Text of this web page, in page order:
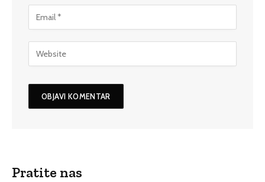
Pratite nas